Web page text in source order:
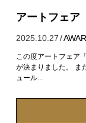
アートフェア
2025.10.27 /
この度アートフェア
が決まりました。 ま
ュール...